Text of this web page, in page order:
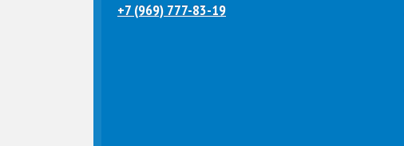
+7 (969) 777-83-19